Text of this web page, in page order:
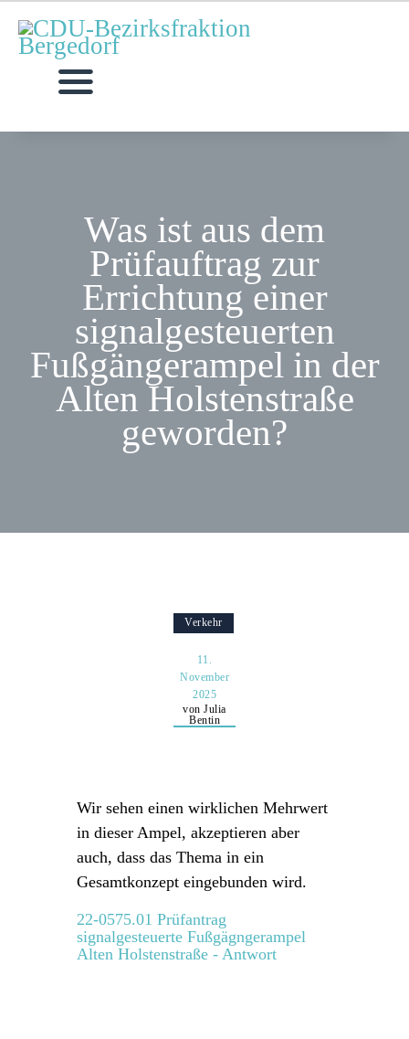
Was ist aus dem
Prüfauftrag zur
Errichtung einer
signalgesteuerten
Fußgängerampel in der
Alten Holstenstraße
geworden?
ANFRAGEN & ANTRÄGE
TERMINE
KONTAKT
KREISVERBAND
Verkehr
11.
November
2025
von Julia
Bentin
Wir sehen einen wirklichen Mehrwert
in dieser Ampel, akzeptieren aber
auch, dass das Thema in ein
Gesamtkonzept eingebunden wird.
22-0575.01 Prüfantrag
signalgesteuerte Fußgägngerampel
Alten Holstenstraße - Antwort